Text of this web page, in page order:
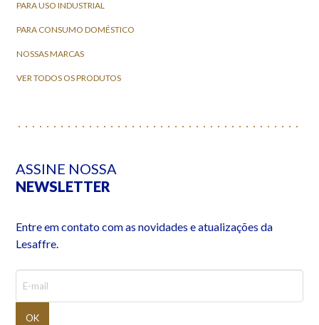
PARA USO INDUSTRIAL
PARA CONSUMO DOMÉSTICO
NOSSAS MARCAS
VER TODOS OS PRODUTOS
ASSINE NOSSA
NEWSLETTER
Entre em contato com as novidades e atualizações da
Lesaffre.